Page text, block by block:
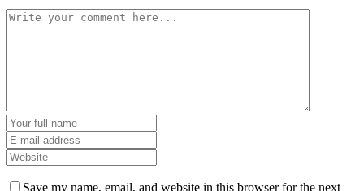
Save my name, email, and website in this browser for the next